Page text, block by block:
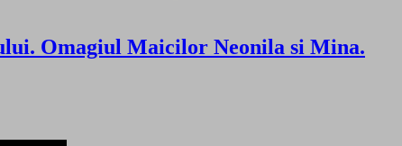
Omagiul Maicilor Neonila si Mina.